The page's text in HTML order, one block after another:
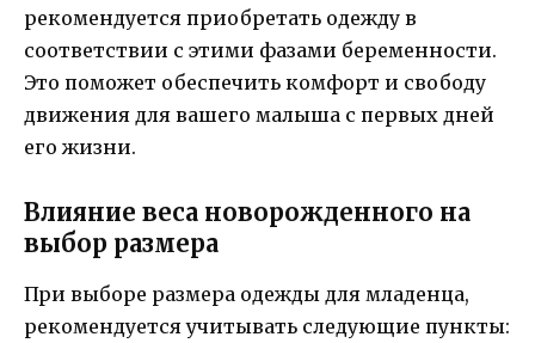
рекомендуется приобретать одежду в
соответствии с этими фазами беременности.
Это поможет обеспечить комфорт и свободу
движения для вашего малыша с первых дней
его жизни.
Влияние веса новорожденного на
выбор размера
При выборе размера одежды для младенца,
рекомендуется учитывать следующие пункты: